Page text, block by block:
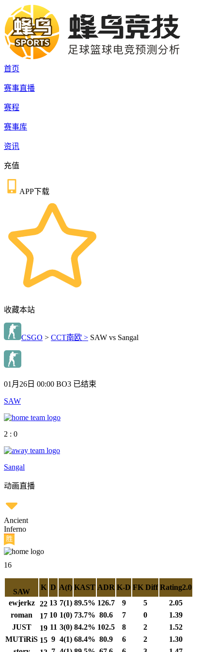
首页
赛事直播
赛程
赛事库
资讯
充值
APP下载
收藏本站
CSGO > CCT南欧 > SAW vs Sangal
01月26日 00:00 BO3 已结束
SAW
2 : 0
Sangal
动画直播
Ancient
Inferno
16
SAW
K D A(f) KAST ADR K-D FK Diff Rating2.0
ewjerkz
22 13 7(1) 89.5% 126.7 9 5
2.05
roman
17 10 1(0) 73.7% 80.6 7 0
1.39
JUST
19 11 3(0) 84.2% 102.5 8 2
1.52
MUTiRiS 15 9 4(1) 68.4% 80.9 6 2
1.30